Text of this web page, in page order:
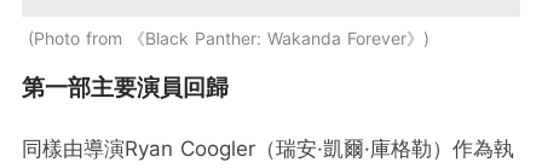
Photo from 《Black Panther: Wakanda Forever》
第一部主要演員回歸
同樣由導演Ryan Coogler（瑞安·凱爾·庫格勒）作為執